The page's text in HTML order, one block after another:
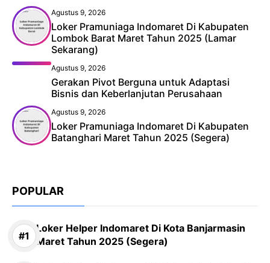
Agustus 9, 2026
Loker Pramuniaga Indomaret Di Kabupaten
Lombok Barat Maret Tahun 2025 (Lamar
Sekarang)
Agustus 9, 2026
Gerakan Pivot Berguna untuk Adaptasi
Bisnis dan Keberlanjutan Perusahaan
Agustus 9, 2026
Loker Pramuniaga Indomaret Di Kabupaten
Batanghari Maret Tahun 2025 (Segera)
POPULAR
Loker Helper Indomaret Di Kota Banjarmasin
Maret Tahun 2025 (Segera)